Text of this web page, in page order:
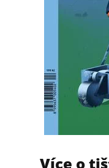
Více o